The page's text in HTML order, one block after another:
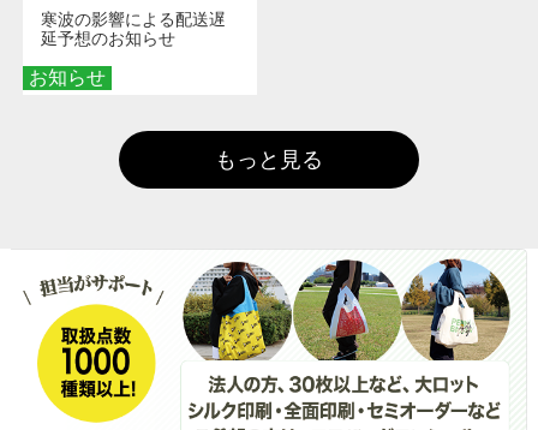
お知らせ
寒波の影響による配送遅
延予想のお知らせ
もっと見る